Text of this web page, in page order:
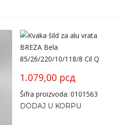
1.079,00 рсд
Šifra proizvoda: 0101563
DODAJ U KORPU